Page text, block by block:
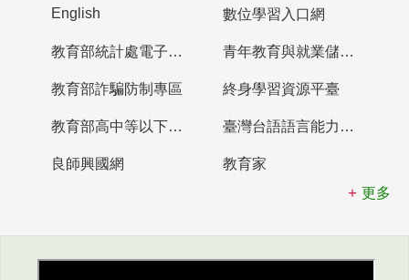
English 數位學習入口網
教育部統計處電子書櫃 青年教育與就業儲蓄帳戶
教育部詐騙防制專區 終身學習資源平臺
教育部高中等以下學校及幼兒園教師資格檢定考試 臺灣台語語言能力認證網站
良師興國網
教育家
更多